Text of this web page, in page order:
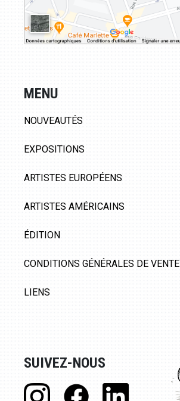
MENU
NOUVEAUTÉS
EXPOSITIONS
ARTISTES EUROPÉENS
ARTISTES AMÉRICAINS
ÉDITION
CONDITIONS GÉNÉRALES DE VENTE
LIENS
SUIVEZ-NOUS